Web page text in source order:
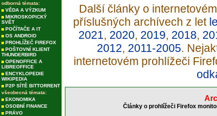
odborná témata:
VĚDA A VÝZKUM
MIKROSKOPICKÝ
SVĚT
POČÍTAČE A IT
OS ANDROID
PROHLÍŽEČ FIREFOX
POŠTOVNÍ KLIENT
THUNDERBIRD
OPENOFFICE A
LIBREOFFICE
ENCYKLOPEDIE
WIKIPEDIA
P2P SÍTĚ BITTORRENT
všeobecná témata:
EKONOMIKA
OSOBNÍ FINANCE
PRÁVO
Další články o
příslušných archívech z let
2021, 2020, 2019, 2018,
2012, 2011-2005.
internetovém prohlížeči
Články o prohlížeči Firefox